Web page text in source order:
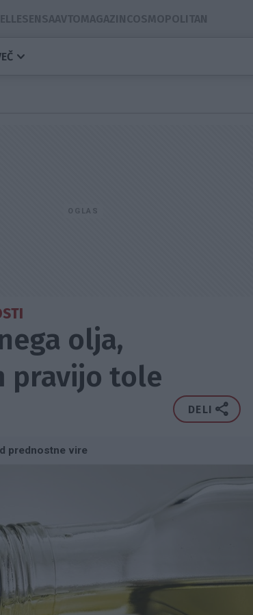
ELLESENSAAVTOMAGAZINCOSMOPOLITAN
olja,
pravijo tole
DELI
prednostne vire